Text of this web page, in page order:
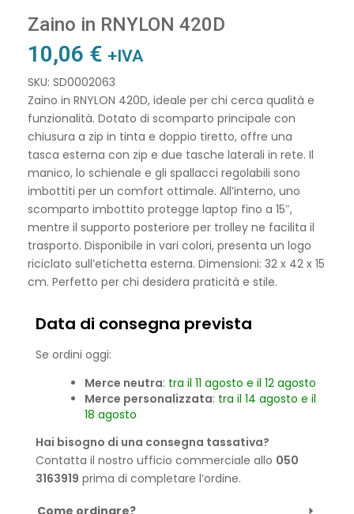
Zaino in RNYLON 420D
10,06 € +IVA
SKU: SD0002063
Zaino in RNYLON 420D, ideale per chi cerca qualità e
funzionalità. Dotato di scomparto principale con
chiusura a zip in tinta e doppio tiretto, offre una
tasca esterna con zip e due tasche laterali in rete. Il
manico, lo schienale e gli spallacci regolabili sono
imbottiti per un comfort ottimale. All’interno, uno
scomparto imbottito protegge laptop fino a 15″,
mentre il supporto posteriore per trolley ne facilita il
trasporto. Disponibile in vari colori, presenta un logo
riciclato sull’etichetta esterna. Dimensioni: 32 x 42 x 15
cm. Perfetto per chi desidera praticità e stile.
Data di consegna prevista
Se ordini oggi:
Merce neutra: tra il 11 agosto e il 12 agosto
Merce personalizzata: tra il 14 agosto e il
18 agosto
Hai bisogno di una consegna tassativa?
Contatta il nostro ufficio commerciale allo 050
3163919 prima di completare l’ordine.